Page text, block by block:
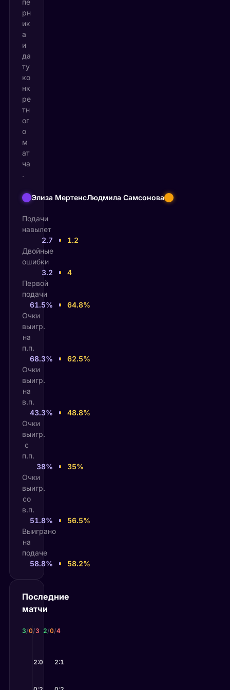
пе
рн
ик
а
и
да
ту
ко
нк
ре
тн
ог
о
м
ат
ча
.
Элиза МертенсЛюдмила Самсонова
Подачи
навылет
2.7
1.2
Двойные
ошибки
3.2
4
Первой
подачи
61.5%
64.8%
Очки
выигр.
на
п.п.
68.3%
62.5%
Очки
выигр.
на
в.п.
43.3%
48.8%
Очки
выигр.
с
п.п.
38%
35%
Очки
выигр.
со
в.п.
51.8%
56.5%
Выиграно
на
подаче
58.8%
58.2%
Последние
матчи
Элиза Мертенс
3/0/3
Русе
Мертенс
2:0
Людмила Самсонова
2/0/4
Дарт
2:1